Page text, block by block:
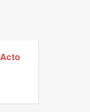
Acto